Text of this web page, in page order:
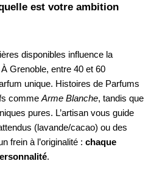
est votre ambition
disponibles influence la
Grenoble, entre 40 et 60
unique. Histoires de Parfums
commeArme Blanche, tandis que
pures. L’artisan vous guide
(lavande/cacao) ou des
frein à l’originalité : chaque
.